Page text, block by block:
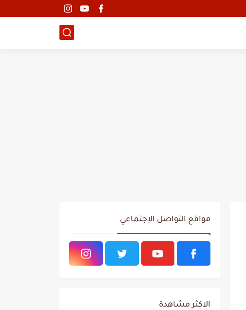
مواقع التواصل الإجتماعي
الاكثر مشاهدة